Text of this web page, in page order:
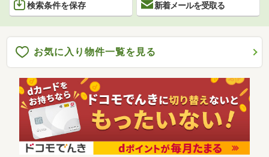
検索条件を保存 新着メールを受取る
お気に入り物件一覧を見る